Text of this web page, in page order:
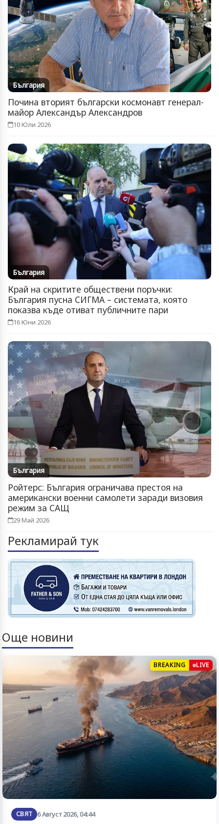
България
Почина вторият български космонавт генерал-
майор Александър Александров
10 Юли 2026
България
Край на скритите обществени поръчки:
България пусна СИГМА – системата, която
показва къде отиват публичните пари
16 Юни 2026
България
Ройтерс: България ограничава престоя на
американски военни самолети заради визовия
режим за САЩ
29 Май 2026
Рекламирай тук
Още новини
BREAKING LIVE
СВЯТ 6 Август 2026, 04:44